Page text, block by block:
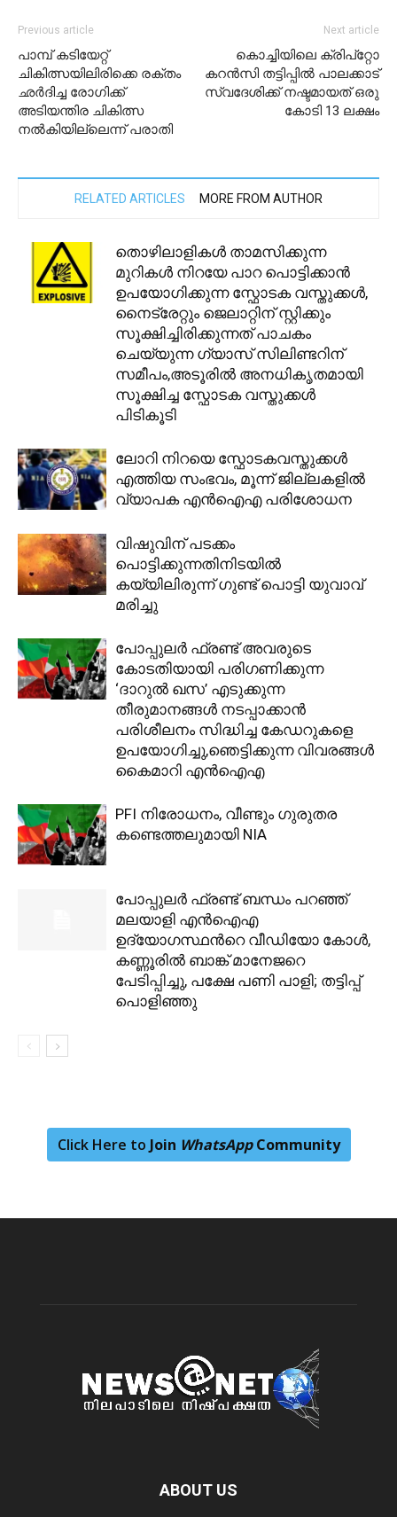
Previous article
പാമ്പ് കടിയേറ്റ്
ചികിത്സയിലിരിക്കെ രക്തം
ഛർദിച്ച രോഗിക്ക്
അടിയന്തിര ചികിത്സ
നൽകിയില്ലെന്ന് പരാതി
Next article
കൊച്ചിയിലെ ക്രിപ്റ്റോ
കറൻസി തട്ടിപ്പിൽ പാലക്കാട്
സ്വദേശിക്ക് നഷ്ടമായത് ഒരു
കോടി 13 ലക്ഷം
RELATED ARTICLES MORE FROM AUTHOR
തൊഴിലാളികൾ താമസിക്കുന്ന
മുറികൾ നിറയേ പാറ പൊട്ടിക്കാൻ
ഉപയോഗിക്കുന്ന സ്ഫോടക വസ്തുക്കൾ,
നൈട്രേറ്റും ജെലാറ്റിന് സ്റ്റിക്കും
സൂക്ഷിച്ചിരിക്കുന്നത് പാചകം
ചെയ്യുന്ന ഗ്യാസ് സിലിണ്ടറിന്
സമീപം,അടൂരില്‍ അനധികൃതമായി
സൂക്ഷിച്ച സ്ഫോടക വസ്തുക്കൾ
പിടികൂടി
ലോറി നിറയെ സ്ഫോടകവസ്തുക്കൾ
എത്തിയ സംഭവം, മൂന്ന് ജില്ലകളിൽ
വ്യാപക എൻഐഎ പരിശോധന
വിഷുവിന് പടക്കം
പൊട്ടിക്കുന്നതിനിടയിൽ
കയ്യിലിരുന്ന് ഗുണ്ട് പൊട്ടി യുവാവ്
മരിച്ചു
പോപ്പുലര്‍ ഫ്രണ്ട് അവരുടെ
കോടതിയായി പരിഗണിക്കുന്ന
‘ദാറുല്‍ ഖസ’ എടുക്കുന്ന
തീരുമാനങ്ങള്‍ നടപ്പാക്കാന്‍
പരിശീലനം സിദ്ധിച്ച കേഡറുകളെ
ഉപയോഗിച്ചു,ഞെട്ടിക്കുന്ന വിവരങ്ങള്‍
കൈമാറി എന്‍ഐഎ
PFI നിരോധനം, വീണ്ടും ഗുരുതര
കണ്ടെത്തലുമായി NIA
പോപ്പുലർ ഫ്രണ്ട് ബന്ധം പറഞ്ഞ്
മലയാളി എൻഐഎ
ഉദ്യോഗസ്ഥന്‍റെ വീഡിയോ കോൾ,
കണ്ണൂരിൽ ബാങ്ക് മാനേജറെ
പേടിപ്പിച്ചു, പക്ഷേ പണി പാളി; തട്ടിപ്പ്
പൊളിഞ്ഞു
Click Here to Join WhatsAppCommunity
ABOUT US